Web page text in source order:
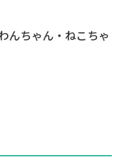
んちゃん・ねこちゃ